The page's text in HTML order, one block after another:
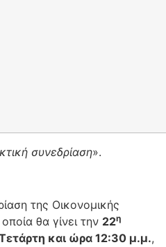
συνεδρίαση».
της Οικονομικής
θα γίνει την 22η
και ώρα 12:30 μ.μ.,